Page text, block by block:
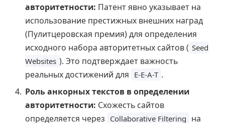
авторитетности: Патент явно указывает на
использование престижных внешних наград
(Пулитцеровская премия) для определения
исходного набора авторитетных сайтов ( Seed
Websites ). Это подтверждает важность
реальных достижений для E-E-A-T .
Роль анкорных текстов в определении
авторитетности: Схожесть сайтов
определяется через Collaborative Filtering на